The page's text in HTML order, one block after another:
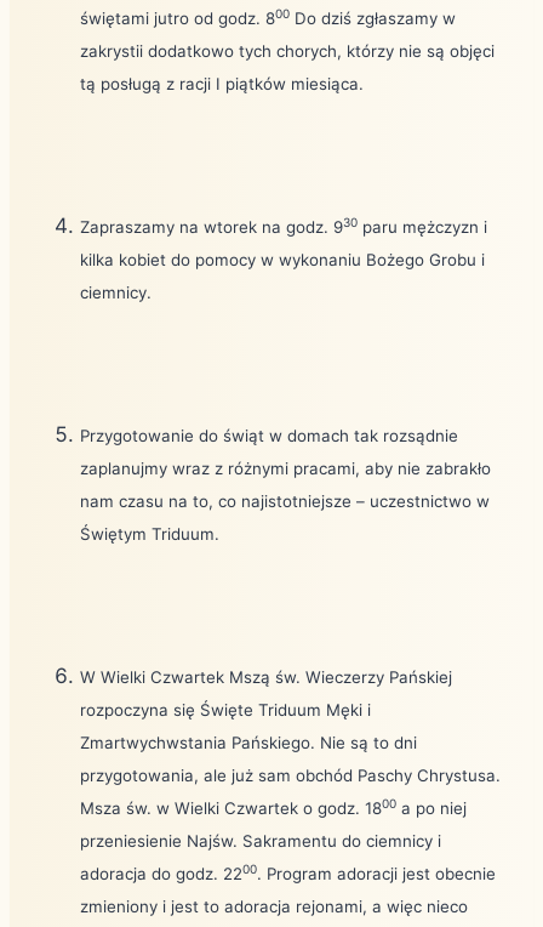
świętami jutro od godz. 800 Do dziś zgłaszamy w
zakrystii dodatkowo tych chorych, którzy nie są objęci
tą posługą z racji I piątków miesiąca.
Zapraszamy na wtorek na godz. 930 paru mężczyzn i
kilka kobiet do pomocy w wykonaniu Bożego Grobu i
ciemnicy.
Przygotowanie do świąt w domach tak rozsądnie
zaplanujmy wraz z różnymi pracami, aby nie zabrakło
nam czasu na to, co najistotniejsze – uczestnictwo w
Świętym Triduum.
W Wielki Czwartek Mszą św. Wieczerzy Pańskiej
rozpoczyna się Święte Triduum Męki i
Zmartwychwstania Pańskiego. Nie są to dni
przygotowania, ale już sam obchód Paschy Chrystusa.
Msza św. w Wielki Czwartek o godz. 1800 a po niej
przeniesienie Najśw. Sakramentu do ciemnicy i
adoracja do godz. 2200. Program adoracji jest obecnie
zmieniony i jest to adoracja rejonami, a więc nieco